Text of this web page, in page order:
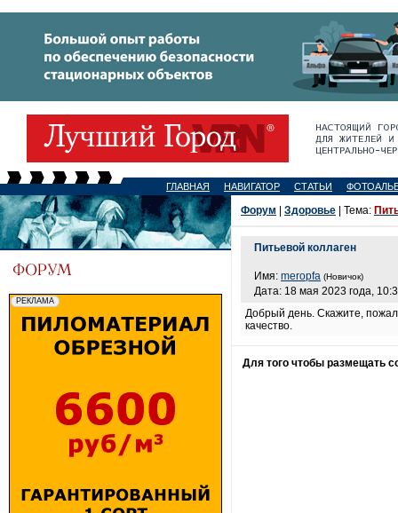
ГЛАВНАЯ НАВИГАТОР СТАТЬИ
Форум Здоровье | Тема:
Питьевой коллаген
Имя: meropfa (Новичок)
Дата: 18 мая 2023 года,
Добрый день. Скажите,
качество.
Для того чтобы размещать